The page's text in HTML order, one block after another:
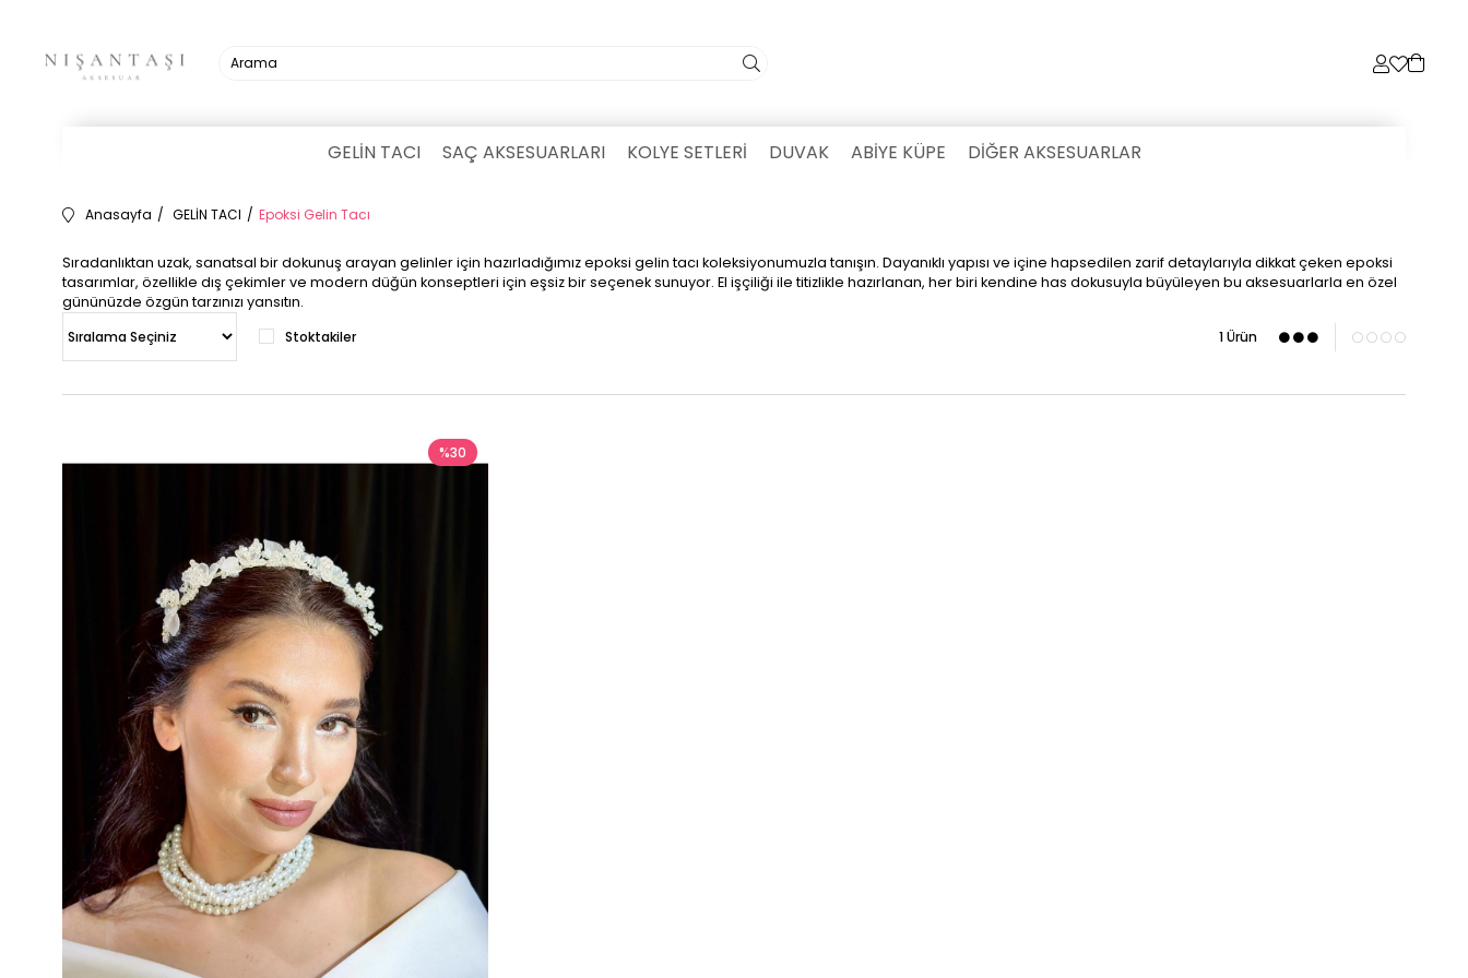
GELİN TACI SAÇ AKSESUARLARI KOLYE SETLERİ DUVAK ABİYE KÜPE DİĞER AKSESUARLAR
Anasayfa GELİN TACI Epoksi Gelin Tacı
Sıradanlıktan uzak, sanatsal bir dokunuş arayan gelinler için hazırladığımız epoksi gelin tacı koleksiyonumuzla tanışın. Dayanıklı yapısı ve içine hapsedilen zarif detaylarıyla dikkat çeken epoksi
tasarımlar, özellikle dış çekimler ve modern düğün konseptleri için eşsiz bir seçenek sunuyor. El işçiliği ile titizlikle hazırlanan, her biri kendine has dokusuyla büyüleyen bu aksesuarlarla en özel
gününüzde özgün tarzınızı yansıtın.
Stoktakiler
1 Ürün
%30